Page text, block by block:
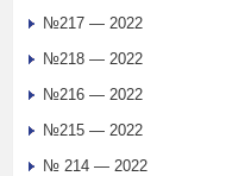
№217 — 2022
№218 — 2022
№216 — 2022
№215 — 2022
№ 214 — 2022